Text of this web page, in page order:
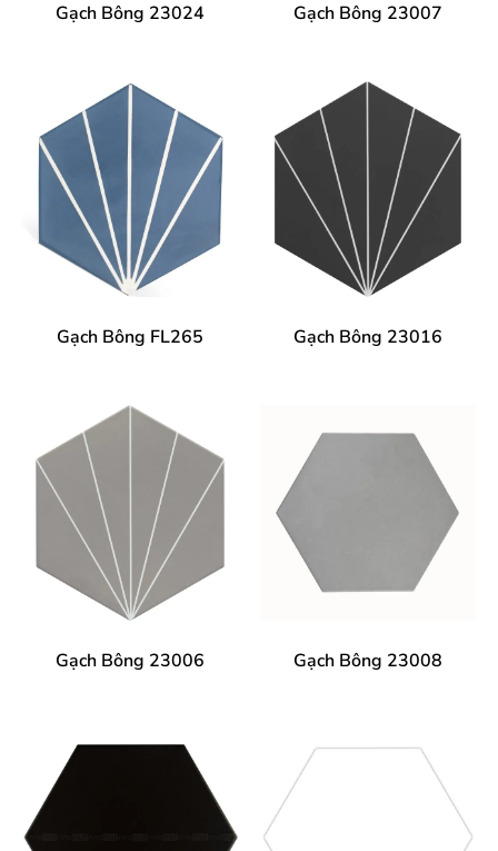
Gạch Bông 23024 Gạch Bông 23007
Gạch Bông FL265 Gạch Bông 23016
Gạch Bông 23006 Gạch Bông 23008